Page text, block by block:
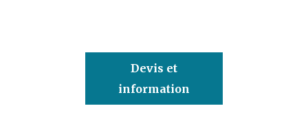
Devis et
information